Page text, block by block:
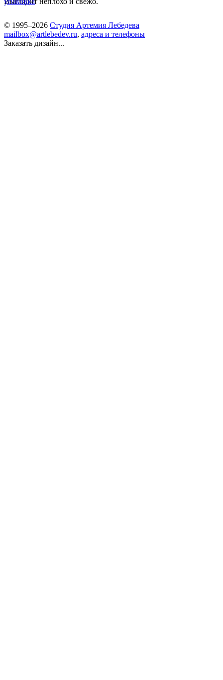
© 1995–2026 Студия Артемия Лебедева
mailbox@artlebedev.ru, адреса и телефоны
Заказать дизайн...